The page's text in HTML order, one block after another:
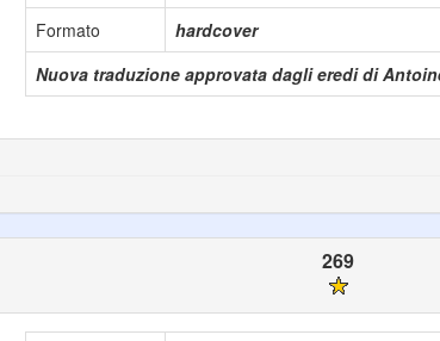
Formato
hardcover
Nuova traduzione approvata dagli eredi di
269